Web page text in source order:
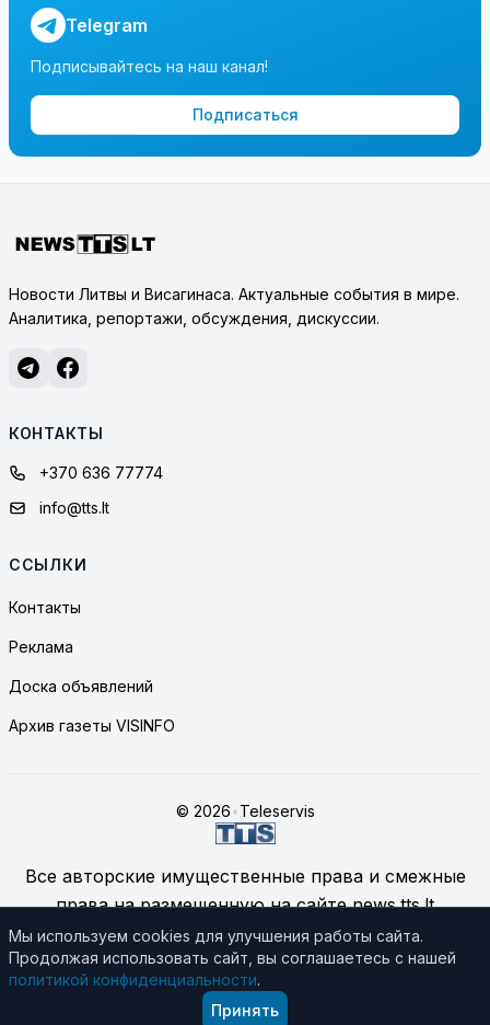
Telegram
Подписывайтесь на наш канал!
Подписаться
Новости Литвы и Висагинаса. Актуальные события в мире.
Аналитика, репортажи, обсуждения, дискуссии.
КОНТАКТЫ
+370 636 77774
info@tts.lt
ССЫЛКИ
Контакты
Реклама
Доска объявлений
Архив газеты VISINFO
© 2026•Teleservis
Все авторские имущественные права и смежные
права на размещенную на сайте news.tts.lt
информацию принадлежат ЗАО "Telekomunikacinių
technologijų servisas", если не указано иное.
Подробнее об использовании материалов сайта
Мы используем cookies для улучшения работы сайта.
Продолжая использовать сайт, вы соглашаетесь с нашей
политикой конфиденциальности.
Принять